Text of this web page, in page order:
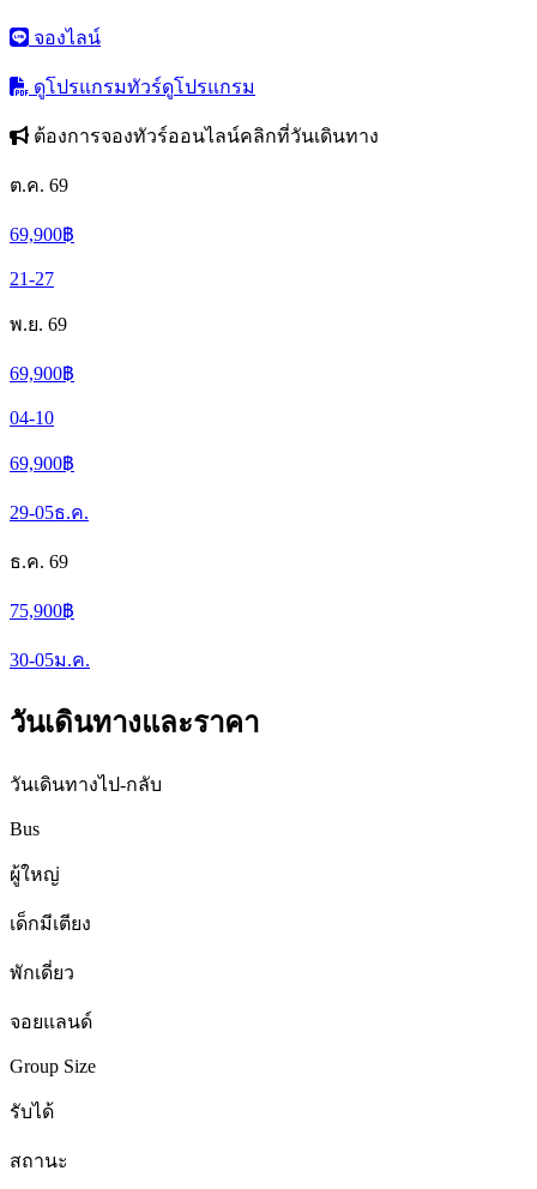
จองไลน์
ดูโปรแกรมทัวร์ดูโปรแกรม
ต้องการจองทัวร์ออนไลน์คลิกที่วันเดินทาง
ต.ค. 69
69,900฿
21-27
พ.ย. 69
69,900฿
04-10
69,900฿
29-05ธ.ค.
ธ.ค. 69
75,900฿
30-05ม.ค.
วันเดินทางและราคา
วันเดินทางไป-กลับ
Bus
ผู้ใหญ่
เด็กมีเตียง
พักเดี่ยว
จอยแลนด์
Group Size
รับได้
สถานะ